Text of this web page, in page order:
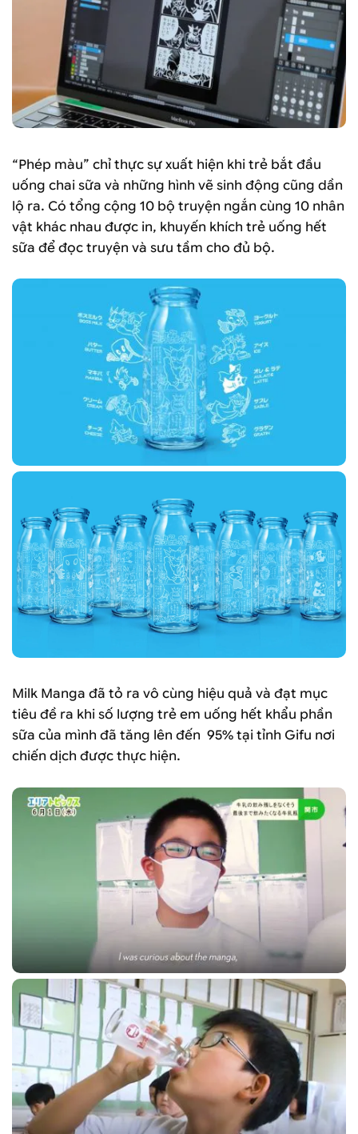
“Phép màu” chỉ thực sự xuất hiện khi trẻ bắt đầu
uống chai sữa và những hình vẽ sinh động cũng dần
lộ ra. Có tổng cộng 10 bộ truyện ngắn cùng 10 nhân
vật khác nhau được in, khuyến khích trẻ uống hết
sữa để đọc truyện và sưu tầm cho đủ bộ.
Milk Manga đã tỏ ra vô cùng hiệu quả và đạt mục
tiêu đề ra khi số lượng trẻ em uống hết khẩu phần
sữa của mình đã tăng lên đến 95% tại tỉnh Gifu nơi
chiến dịch được thực hiện.